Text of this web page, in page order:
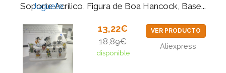
Soporte Acrílico, Figura de Boa Hancock, Base...
13,22€
18,89€
disponible
VER PRODUCTO
Aliexpress